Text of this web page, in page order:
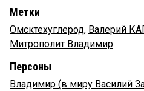
Метки
Омсктехуглерод, Валерий
Митрополит Владимир
Персоны
Владимир (в миру Василий